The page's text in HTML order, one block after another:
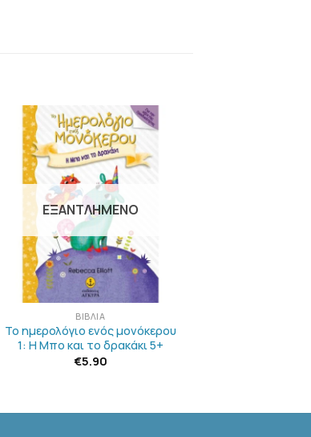
ΠΡΟΣΘΉΚΗ
ΣΤΗΝ
ΕΠΙΘΥΜΙΏΝ
ΕΞΑΝΤΛΗΜΈΝΟ
ΒΙΒΛΊΑ
Το ημερολόγιο ενός μονόκερου
1: Η Μπο και το δρακάκι 5+
€5.90